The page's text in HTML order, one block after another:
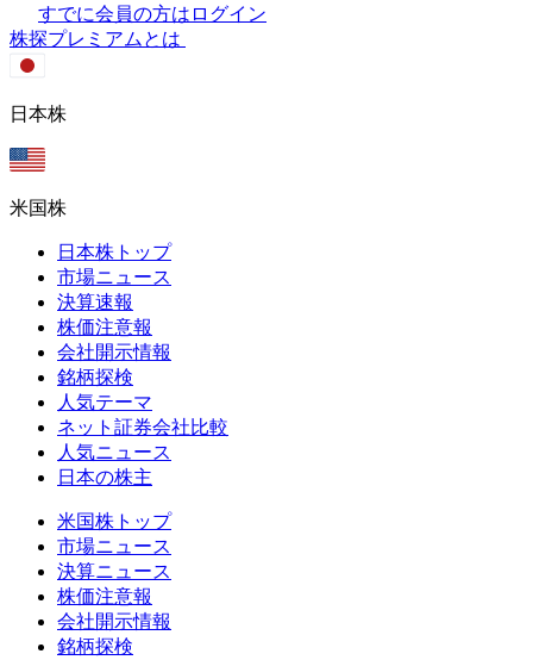
すでに会員の方はログイン
株探プレミアムとは
日本株
米国株
日本株トップ
市場ニュース
決算速報
株価注意報
会社開示情報
銘柄探検
人気テーマ
ネット証券会社比較
人気ニュース
日本の株主
米国株トップ
市場ニュース
決算ニュース
株価注意報
会社開示情報
銘柄探検